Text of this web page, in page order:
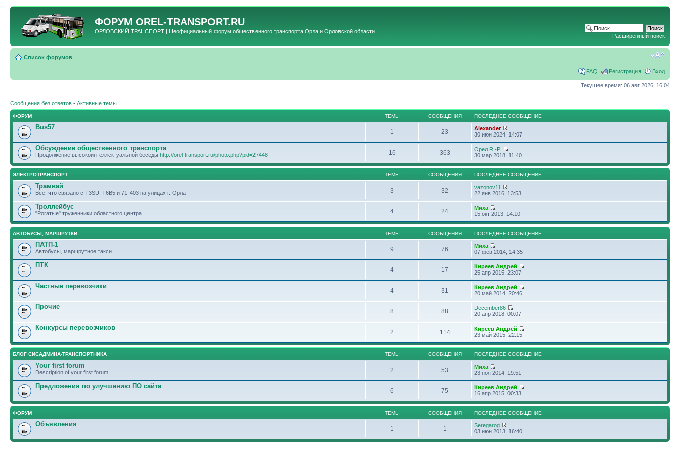
ФОРУМ OREL-TRANSPORT.RU
ОРЛОВСКИЙ ТРАНСПОРТ | Неофициальный форум общественного транспорта Орла и Орловской области
Расширенный поиск
Список форумов
FAQ Регистрация Вход
Текущее время: 06 авг 2026, 16:04
Сообщения без ответов • Активные темы
ФОРУМ ТЕМЫ СООБЩЕНИЯ ПОСЛЕДНЕЕ СООБЩЕНИЕ
Bus57
1 23
Alexander
30 июн 2024, 14:07
Обсуждение общественного транспорта
Продолжение высокоинтеллектуальной беседы http://orel-transport.ru/photo.php?pid=27448 16 363
Орел R.-P.
30 мар 2018, 11:40
ЭЛЕКТРОТРАНСПОРТ ТЕМЫ СООБЩЕНИЯ ПОСЛЕДНЕЕ СООБЩЕНИЕ
Трамвай
Все, что связано с T3SU, T6B5 и 71-403 на улицах г. Орла 3 32
vazonov11
22 янв 2016, 13:53
Троллейбус
"Рогатые" труженники областного центра 4 24
Миха
15 окт 2013, 14:10
АВТОБУСЫ, МАРШРУТКИ ТЕМЫ СООБЩЕНИЯ ПОСЛЕДНЕЕ СООБЩЕНИЕ
ПАТП-1
Автобусы, маршрутное такси 9 76
Миха
07 фев 2014, 14:35
ПТК
4 17
Киреев Андрей
25 апр 2015, 23:07
Частные перевозчики
4 31
Киреев Андрей
20 май 2014, 20:46
Прочие
8 88
December86
20 апр 2018, 00:07
Конкурсы перевозчиков
2 114
Киреев Андрей
23 май 2015, 22:15
БЛОГ СИСАДМИНА-ТРАНСПОРТНИКА ТЕМЫ СООБЩЕНИЯ ПОСЛЕДНЕЕ СООБЩЕНИЕ
Your first forum
Description of your first forum. 2 53
Миха
23 ноя 2014, 19:51
Предложения по улучшению ПО сайта
6 75
Киреев Андрей
16 апр 2015, 00:33
ФОРУМ ТЕМЫ СООБЩЕНИЯ ПОСЛЕДНЕЕ СООБЩЕНИЕ
Объявления
1 1
Seregarog
03 июн 2013, 16:40